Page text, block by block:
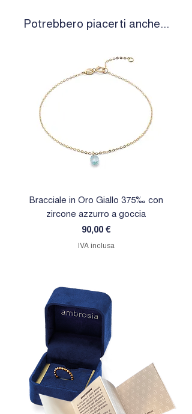
Potrebbero piacerti anche...
Bracciale in Oro Giallo 375‰ con
zircone azzurro a goccia
Prezzo
90,00 €
IVA inclusa